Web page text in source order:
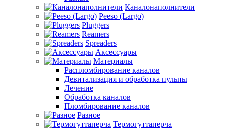
Каналонаполнители
Peeso (Largo)
Pluggers
Reamers
Spreaders
Аксессуары
Материалы
Распломбирование каналов
Девитализация и обработка пульпы
Лечение
Обработка каналов
Пломбирование каналов
Разное
Термогуттаперча